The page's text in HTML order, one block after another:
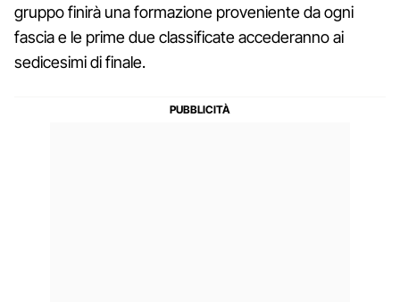
gruppo finirà una formazione proveniente da ogni
fascia e le prime due classificate accederanno ai
sedicesimi di finale.